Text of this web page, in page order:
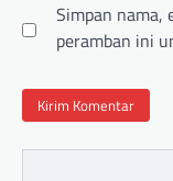
Simpan nama,
peramban ini